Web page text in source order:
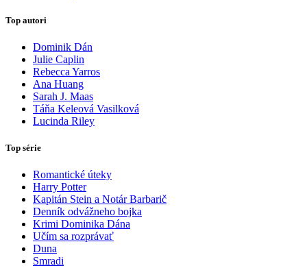
Top autori
Dominik Dán
Julie Caplin
Rebecca Yarros
Ana Huang
Sarah J. Maas
Táňa Keleová Vasilková
Lucinda Riley
Top série
Romantické úteky
Harry Potter
Kapitán Stein a Notár Barbarič
Denník odvážneho bojka
Krimi Dominika Dána
Učím sa rozprávať
Duna
Smradi